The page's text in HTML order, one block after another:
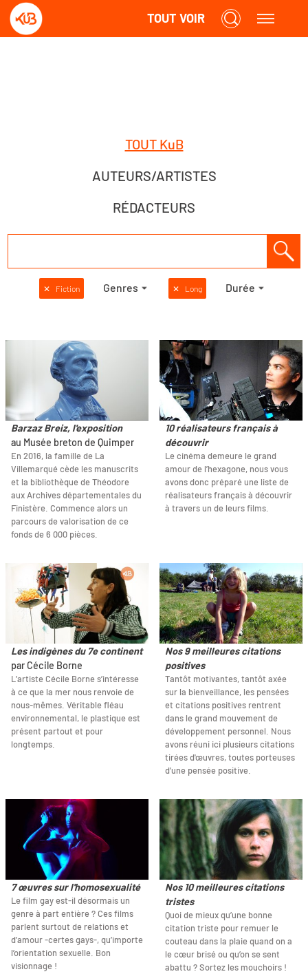
TOUT VOIR
TOUT KuB
AUTEURS/ARTISTES
RÉDACTEURS
✕ Fiction Genres ✕ Long Durée
Barzaz Breiz, l'exposition
au Musée breton de Quimper
En 2016, la famille de La
Villemarqué cède les manuscrits
et la bibliothèque de Théodore
aux Archives départementales du
Finistère. Commence alors un
parcours de valorisation de ce
fonds de 6 000 pièces.
10 réalisateurs français à
découvrir
Le cinéma demeure le grand
amour de l’hexagone, nous vous
avons donc préparé une liste de
réalisateurs français à découvrir
à travers un de leurs films.
Les indigènes du 7e continent
par Cécile Borne
L’artiste Cécile Borne s’intéresse
à ce que la mer nous renvoie de
nous-mêmes. Véritable fléau
environnemental, le plastique est
présent partout et pour
longtemps.
Nos 9 meilleures citations
positives
Tantôt motivantes, tantôt axée
sur la bienveillance, les pensées
et citations positives rentrent
dans le grand mouvement de
développement personnel. Nous
avons réuni ici plusieurs citations
tirées d'œuvres, toutes porteuses
d’une pensée positive.
7 œuvres sur l'homosexualité
Le film gay est-il désormais un
genre à part entière ? Ces films
parlent surtout de relations et
d’amour -certes gays-, qu’importe
l’orientation sexuelle. Bon
visionnage !
Nos 10 meilleures citations
tristes
Quoi de mieux qu’une bonne
citation triste pour remuer le
couteau dans la plaie quand on a
le cœur brisé ou qu’on se sent
abattu ? Sortez les mouchoirs !